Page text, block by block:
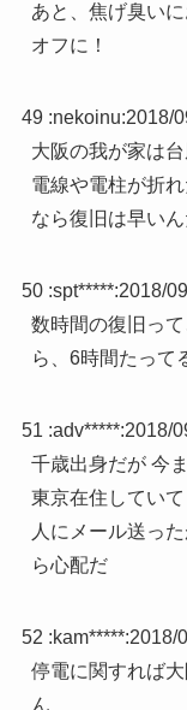
あと、焦げ臭い
オフに！
49 :nekoinu:2018/
大阪の我が家は
電線や電柱が折
なら復旧は早いん
50 :spt*****:2018/
数時間の復旧っ
ら、6時間たって
51 :adv*****:2018/
千歳出身だが 今
東京在住してい
人にメール送っ
ら心配だ
52 :kam*****:2018/
停電に関すれば
ん